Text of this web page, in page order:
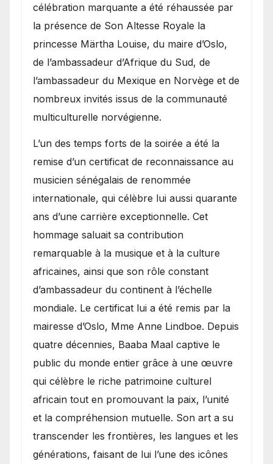
célébration marquante a été réhaussée par
la présence de Son Altesse Royale la
princesse Märtha Louise, du maire d’Oslo,
de l’ambassadeur d’Afrique du Sud, de
l’ambassadeur du Mexique en Norvège et de
nombreux invités issus de la communauté
multiculturelle norvégienne.
​L’un des temps forts de la soirée a été la
remise d’un certificat de reconnaissance au
musicien sénégalais de renommée
internationale, qui célèbre lui aussi quarante
ans d’une carrière exceptionnelle. Cet
hommage saluait sa contribution
remarquable à la musique et à la culture
africaines, ainsi que son rôle constant
d’ambassadeur du continent à l’échelle
mondiale. Le certificat lui a été remis par la
mairesse d’Oslo, Mme Anne Lindboe. Depuis
quatre décennies, Baaba Maal captive le
public du monde entier grâce à une œuvre
qui célèbre le riche patrimoine culturel
africain tout en promouvant la paix, l’unité
et la compréhension mutuelle. Son art a su
transcender les frontières, les langues et les
générations, faisant de lui l’une des icônes